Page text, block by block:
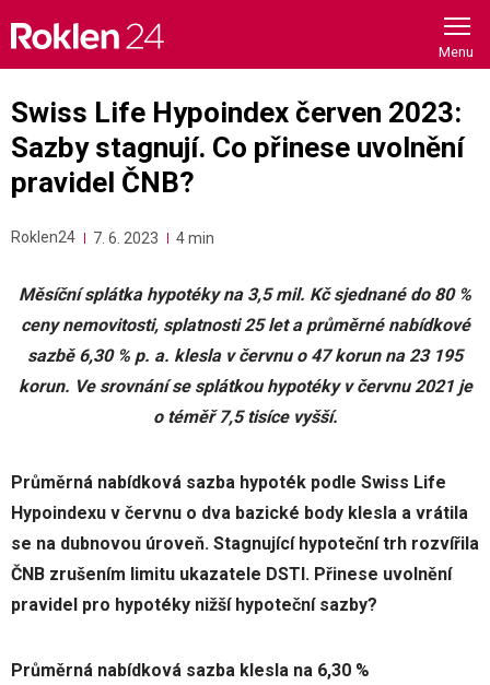
content
Swiss Life Hypoindex červen 2023:
Sazby stagnují. Co přinese uvolnění
pravidel ČNB?
Roklen24 7. 6. 2023 4 min
Měsíční splátka hypotéky na 3,5 mil. Kč sjednané do 80 %
ceny nemovitosti, splatnosti 25 let a průměrné nabídkové
sazbě 6,30 % p. a. klesla v červnu o 47 korun na 23 195
korun. Ve srovnání se splátkou hypotéky v červnu 2021 je
o téměř 7,5 tisíce vyšší.
Průměrná nabídková sazba hypoték podle Swiss Life
Hypoindexu v červnu o dva bazické body klesla a vrátila
se na dubnovou úroveň. Stagnující hypoteční trh rozvířila
ČNB zrušením limitu ukazatele DSTI. Přinese uvolnění
pravidel pro hypotéky nižší hypoteční sazby?
Průměrná nabídková sazba klesla na 6,30 %